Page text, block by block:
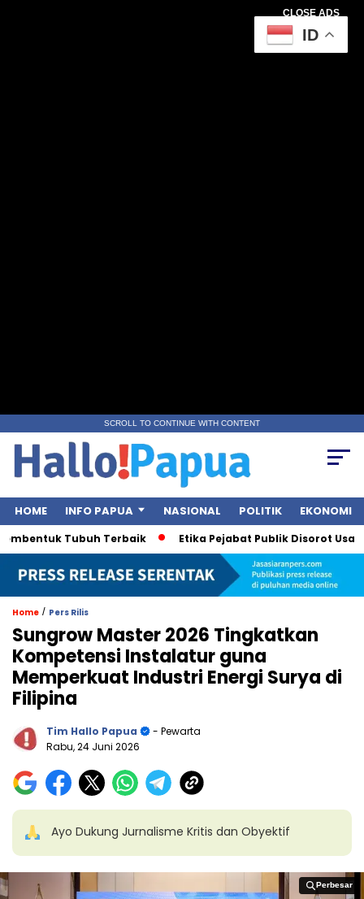
CLOSE ADS
SCROLL TO CONTINUE WITH CONTENT
HOME INFO PAPUA NASIONAL POLITIK EKONOMI
Tubuh Terbaik Etika Pejabat Publik Disorot Usai
Home / Pers Rilis
Sungrow Master 2026 Tingkatkan
Kompetensi Instalatur guna
Memperkuat Industri Energi Surya di
Filipina
Tim Hallo Papua
- Pewarta
Rabu, 24 Juni 2026
Ayo Dukung Jurnalisme Kritis dan Obyektif
Perbesar
Perbesar
ID